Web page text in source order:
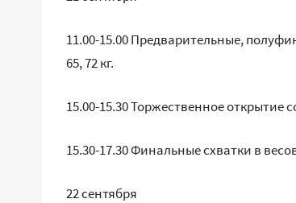
11.00-15.00 Предварительные,
65, 72 кг.
15.00-15.30 Торжественное открытие
15.30-17.30 Финальные схватки в
22 сентября